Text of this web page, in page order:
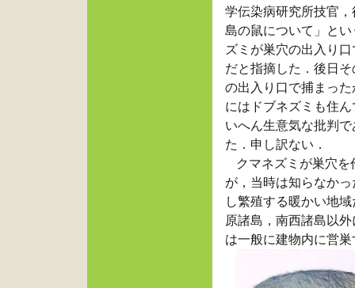
学伝染病研究所技官
島の鼠について」と
ズミが巣穴の出入り
だと指摘した．後日
の出入り口で捕まっ
にはドブネズミも住
いへん生意気な批判
た．申し訳ない．
クマネズミが巣穴
が，当時は知らなか
し繁殖する暖かい地
原諸島，南西諸島以
は一般に建物内に営